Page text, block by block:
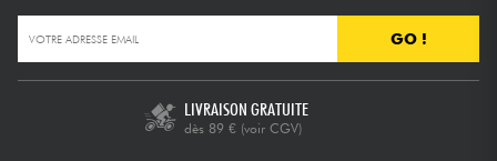
Eveil Musical GO !
LIVRAISON GRATUITE
dès 89 € (voir CGV)